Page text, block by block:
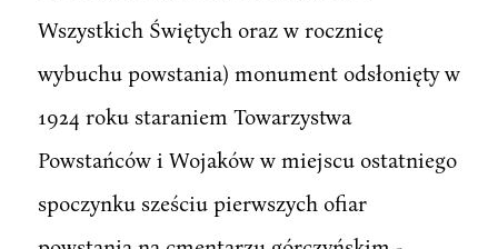
Wszystkich Świętych oraz w rocznicę
wybuchu powstania) monument odsłonięty w
1924 roku staraniem Towarzystwa
Powstańców i Wojaków w miejscu ostatniego
spoczynku sześciu pierwszych ofiar